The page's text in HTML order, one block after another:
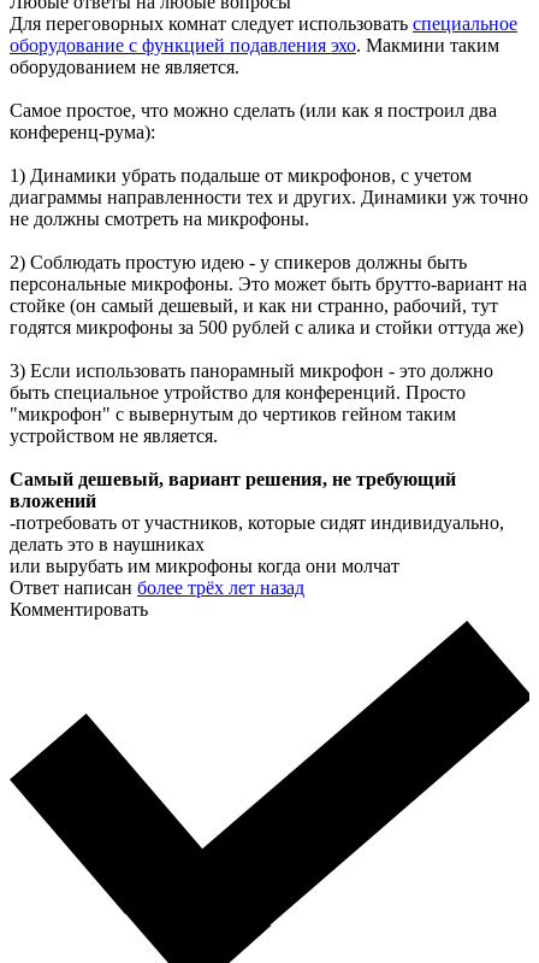
Для переговорных комнат следует использовать специальное
оборудование с функцией подавления эхо. Макмини таким
оборудованием не является.
Самое простое, что можно сделать (или как я построил два
конференц-рума):
1) Динамики убрать подальше от микрофонов, с учетом
диаграммы направленности тех и других. Динамики уж точно
не должны смотреть на микрофоны.
2) Соблюдать простую идею - у спикеров должны быть
персональные микрофоны. Это может быть брутто-вариант на
стойке (он самый дешевый, и как ни странно, рабочий, тут
годятся микрофоны за 500 рублей с алика и стойки оттуда же)
3) Если использовать панорамный микрофон - это должно
быть специальное утройство для конференций. Просто
"микрофон" с вывернутым до чертиков гейном таким
устройством не является.
Самый дешевый, вариант решения, не требующий
вложений
-потребовать от участников, которые сидят индивидуально,
делать это в наушниках
или вырубать им микрофоны когда они молчат
Ответ написан более трёх лет назад
Комментировать